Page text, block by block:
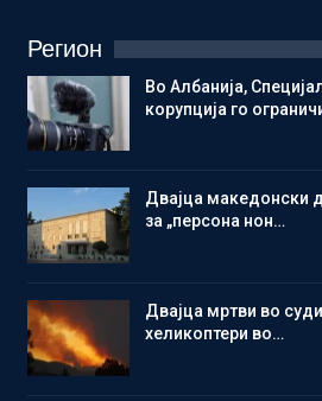
Регион
Во Албанија,
корупција го
Двајца македонски
за „персона нон…
Двајца мртви во
хеликоптери во…